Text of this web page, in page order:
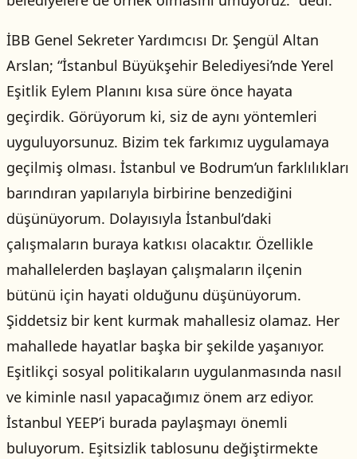
İBB Genel Sekreter Yardımcısı Dr. Şengül Altan
Arslan; “İstanbul Büyükşehir Belediyesi’nde Yerel
Eşitlik Eylem Planını kısa süre önce hayata
geçirdik. Görüyorum ki, siz de aynı yöntemleri
uyguluyorsunuz. Bizim tek farkımız uygulamaya
geçilmiş olması. İstanbul ve Bodrum’un farklılıkları
barındıran yapılarıyla birbirine benzediğini
düşünüyorum. Dolayısıyla İstanbul’daki
çalışmaların buraya katkısı olacaktır. Özellikle
mahallelerden başlayan çalışmaların ilçenin
bütünü için hayati olduğunu düşünüyorum.
Şiddetsiz bir kent kurmak mahallesiz olamaz. Her
mahallede hayatlar başka bir şekilde yaşanıyor.
Eşitlikçi sosyal politikaların uygulanmasında nasıl
ve kiminle nasıl yapacağımız önem arz ediyor.
İstanbul YEEP’i burada paylaşmayı önemli
buluyorum. Eşitsizlik tablosunu değiştirmekte